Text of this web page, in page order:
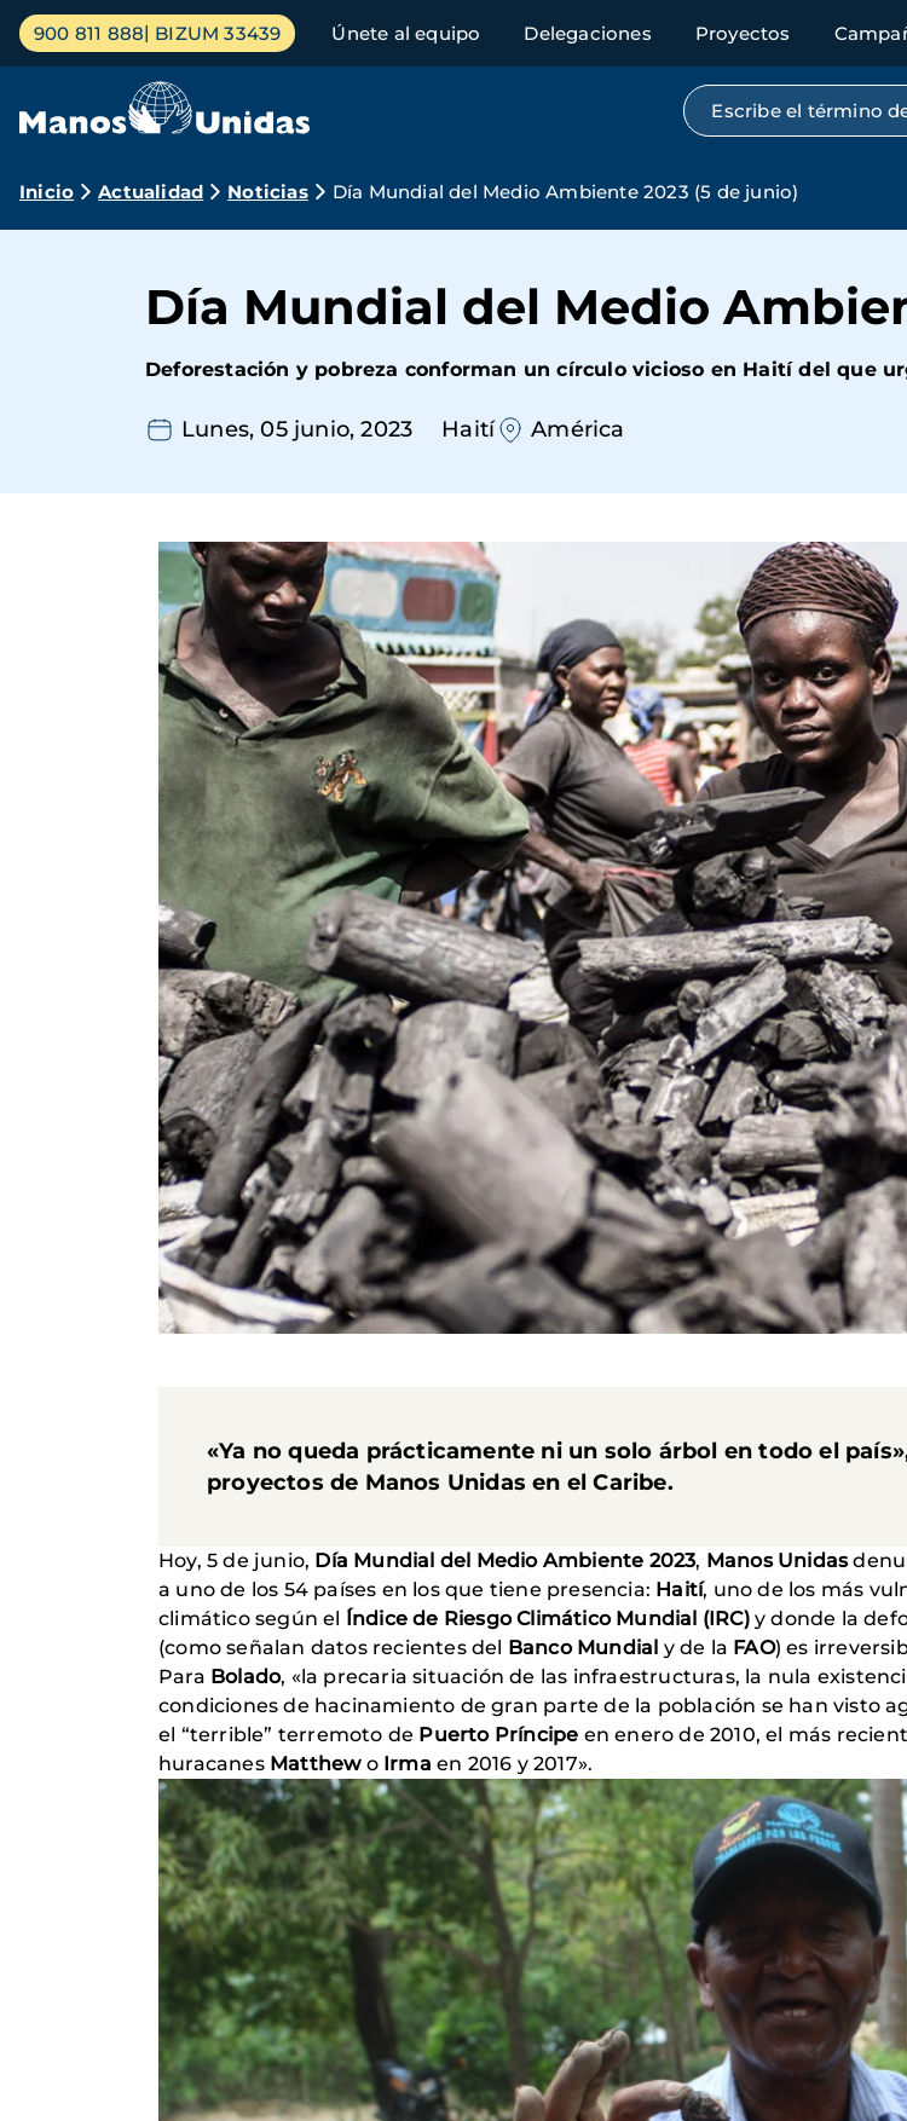
Pasar
contenido
Menú
principal
900 811 888 BIZUM 33439 Únete al equipo Delegaciones Proyectos
Búsqueda por
Ruta
navegación
Inicio Actualidad Noticias Día Mundial del Medio Ambiente 2023 (5 de junio)
Día Mundial del Medio
Deforestación y pobreza conforman un círculo vicioso en Haití del que
Lunes, 05 junio, 2023 Haití América
«Ya no queda prácticamente ni un solo árbol en todo el
proyectos de Manos Unidas en el Caribe.
Hoy, 5 de junio, Día Mundial del Medio Ambiente 2023, Manos Unidas
a uno de los 54 países en los que tiene presencia: Haití, uno de los más
climático según el Índice de Riesgo Climático Mundial (IRC)y donde la
(como señalan datos recientes del Banco Mundial y de la FAO) es
Para Bolado, «la precaria situación de las infraestructuras, la nula
condiciones de hacinamiento de gran parte de la población se han visto
el “terrible” terremoto de Puerto Príncipe en enero de 2010, el más
huracanes Matthew o Irma en 2016 y 2017».